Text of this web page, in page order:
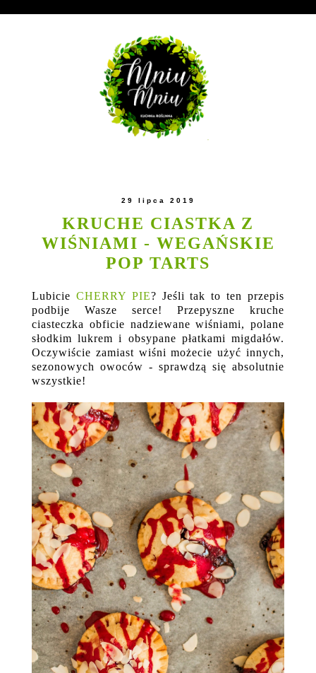
29 lipca 2019
KRUCHE CIASTKA Z
WIŚNIAMI - WEGAŃSKIE
POP TARTS
Lubicie CHERRY PIE? Jeśli tak to ten przepis
podbije Wasze serce! Przepyszne kruche
ciasteczka obficie nadziewane wiśniami, polane
słodkim lukrem i obsypane płatkami migdałów.
Oczywiście zamiast wiśni możecie użyć innych,
sezonowych owoców - sprawdzą się absolutnie
wszystkie!